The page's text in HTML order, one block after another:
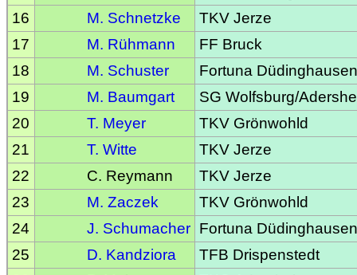
16
M. Schnetzke
TKV Jerze
17
M. Rühmann
FF Bruck
18
M. Schuster
Fortuna Düdinghausen
19
M. Baumgart
SG Wolfsburg/
20
T. Meyer
TKV Grönwohld
21
T. Witte
TKV Jerze
22
C. Reymann
TKV Jerze
23
M. Zaczek
TKV Grönwohld
24
J. Schumacher Fortuna Düdinghausen
25
D. Kandziora
TFB Drispenstedt